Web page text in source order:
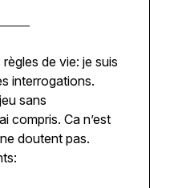
de vie: je suis
interrogations.
sans
compris. Ca n’est
doutent pas.